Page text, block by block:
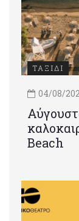
ΤΑΞΙΔΙ
04/08/
Beach